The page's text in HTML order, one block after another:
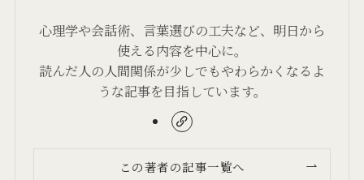
心理学や会話術、言葉選びの工夫など、明日から
使える内容を中心に。
読んだ人の人間関係が少しでもやわらかくなるよ
うな記事を目指しています。
この著者の記事一覧へ